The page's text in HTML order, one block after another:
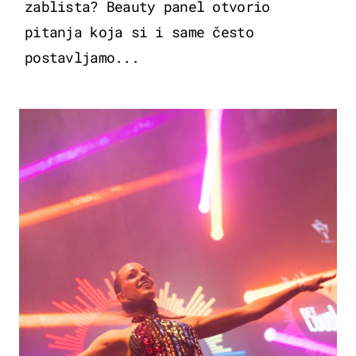
zablista? Beauty panel otvorio
pitanja koja si i same često
postavljamo...
KULTURA & ZABAVA